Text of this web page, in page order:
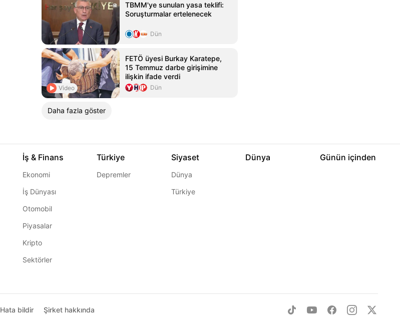
TBMM'ye sunulan yasa teklifi:
Soruşturmalar ertelenecek
Dün
Video
FETÖ üyesi Burkay Karatepe,
15 Temmuz darbe girişimine
ilişkin ifade verdi
Dün
Daha fazla göster
İş & Finans
Ekonomi
İş Dünyası
Otomobil
Piyasalar
Kripto
Sektörler
Türkiye
Depremler
Siyaset
Dünya
Türkiye
Dünya Günün içinden
Hata bildir Şirket hakkında